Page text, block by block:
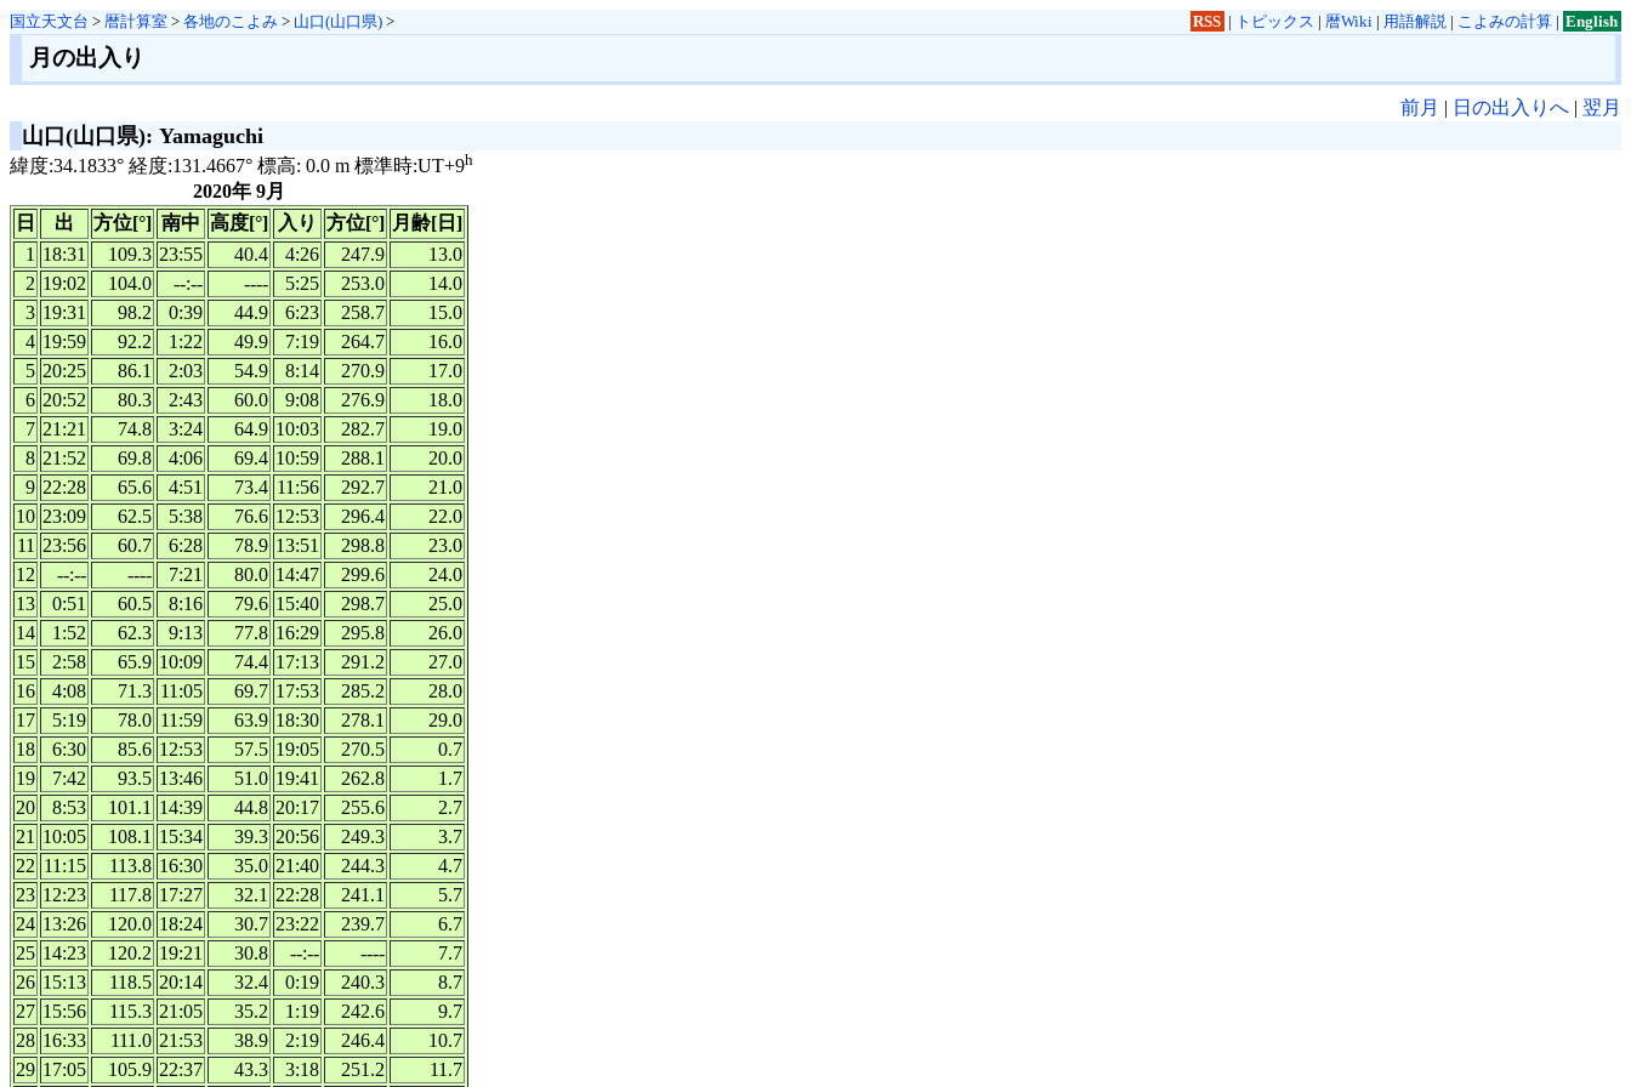
国立天文台 > 暦計算室 > 各地のこよみ > 山口(山口県) > RSS | トピックス | 暦Wiki| 用語解説| こよみの計算| English
月の出入り
前月 | 日の出入りへ | 翌月
山口(山口県): Yamaguchi
緯度:34.1833° 経度:131.4667° 標高: 0.0 m 標準時:UT+9h
2020年 9月
日
出 方位[°] 南中 高度[°] 入り 方位[°] 月齢[日]
1 18:31 109.3 23:55 40.4 4:26 247.9
13.0
2 19:02 104.0 --:-- ---- 5:25 253.0
14.0
3 19:31 98.2 0:39 44.9 6:23 258.7
15.0
4 19:59 92.2 1:22 49.9 7:19 264.7
16.0
5 20:25 86.1 2:03 54.9 8:14 270.9
17.0
6 20:52 80.3 2:43 60.0 9:08 276.9
18.0
7 21:21 74.8 3:24 64.9 10:03 282.7
19.0
8 21:52 69.8 4:06 69.4 10:59 288.1
20.0
9 22:28 65.6 4:51 73.4 11:56 292.7
21.0
10 23:09 62.5 5:38 76.6 12:53 296.4
22.0
11 23:56 60.7 6:28 78.9 13:51 298.8
23.0
12
--:-- ---- 7:21 80.0 14:47 299.6
24.0
13
0:51 60.5 8:16 79.6 15:40 298.7
25.0
14
1:52 62.3 9:13 77.8 16:29 295.8
26.0
15
2:58 65.9 10:09 74.4 17:13 291.2
27.0
16
4:08 71.3 11:05 69.7 17:53 285.2
28.0
17
5:19 78.0 11:59 63.9 18:30 278.1
29.0
18
6:30 85.6 12:53 57.5 19:05 270.5
0.7
19
7:42 93.5 13:46 51.0 19:41 262.8
1.7
20
8:53 101.1 14:39 44.8 20:17 255.6
2.7
21 10:05 108.1 15:34 39.3 20:56 249.3
3.7
22 11:15 113.8 16:30 35.0 21:40 244.3
4.7
23 12:23 117.8 17:27 32.1 22:28 241.1
5.7
24 13:26 120.0 18:24 30.7 23:22 239.7
6.7
25 14:23 120.2 19:21 30.8 --:-- ----
7.7
26 15:13 118.5 20:14 32.4 0:19 240.3
8.7
27 15:56 115.3 21:05 35.2 1:19 242.6
9.7
28 16:33 111.0 21:53 38.9 2:19 246.4
10.7
29 17:05 105.9 22:37 43.3 3:18 251.2 11.7